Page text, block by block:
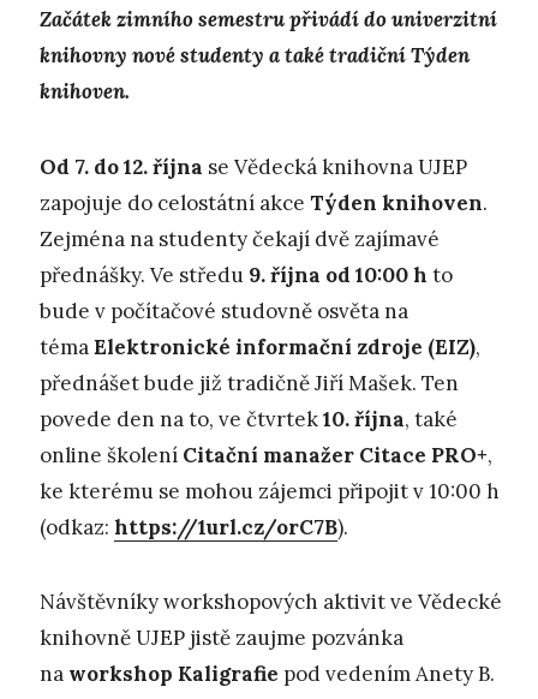
Začátek zimního semestru přivádí do univerzitní
knihovny nové studenty a také tradiční Týden
knihoven.
Od 7. do 12. října se Vědecká knihovna UJEP
zapojuje do celostátní akce Týden knihoven.
Zejména na studenty čekají dvě zajímavé
přednášky. Ve středu 9. října od 10:00h to
bude v počítačové studovně osvěta na
témaElektronické informační zdroje (EIZ),
přednášet bude již tradičně Jiří Mašek. Ten
povede den na to, ve čtvrtek10. října, také
online školení Citační manažer Citace PRO+,
ke kterému se mohou zájemci připojit v 10:00 h
(odkaz: https://1url.cz/orC7B).
Návštěvníky workshopových aktivit ve Vědecké
knihovně UJEP jistě zaujme pozvánka
na workshop Kaligrafie pod vedením Anety B.